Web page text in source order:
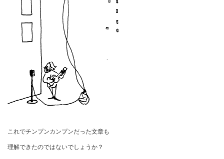
これでチンプンカンプンだった文章も
理解できたのではないでしょうか？